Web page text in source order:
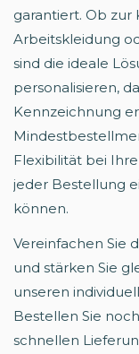
garantiert. Ob
Arbeitskleidung
sind die ideale
personalisieren,
Kennzeichnung
Flexibilität bei
jeder Bestellung
können.
Vereinfachen Sie
und stärken Sie
unseren
Bestellen Sie
schnellen